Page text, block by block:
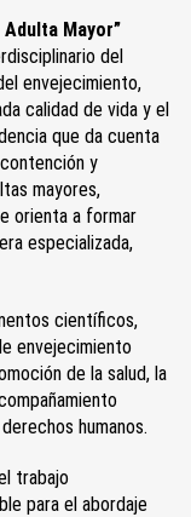
Mayor”
del
envejecimiento,
calidad de vida y el
que da cuenta
y
mayores,
orienta a formar
especializada,
científicos,
envejecimiento
de la salud, la
humanos.
trabajo
para el abordaje